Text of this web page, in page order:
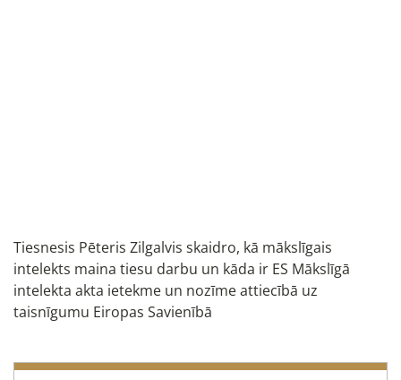
Tiesnesis Pēteris Zilgalvis skaidro, kā mākslīgais
intelekts maina tiesu darbu un kāda ir ES Mākslīgā
intelekta akta ietekme un nozīme attiecībā uz
taisnīgumu Eiropas Savienībā